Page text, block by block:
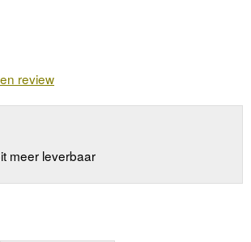
review
meer leverbaar